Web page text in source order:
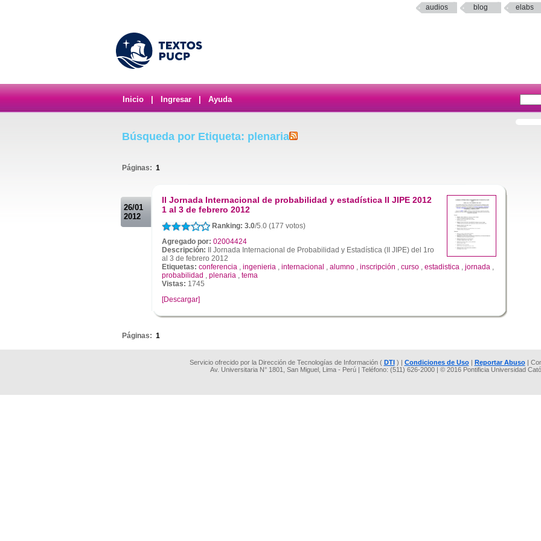
audios blog elabs
Inicio Ingresar Ayuda
Búsqueda por Etiqueta: plenaria
Páginas: 1
26/01
2012
II Jornada Internacional de probabilidad y estadística II JIPE 2012
1 al 3 de febrero 2012
Ranking: 3.0/5.0 (177 votos)
Agregado por: 02004424
Descripción: II Jornada Internacional de Probabilidad y Estadística (II JIPE) del 1ro
al 3 de febrero 2012
Etiquetas: conferencia , ingenieria , internacional , alumno , inscripción , curso , estadistica , jornada ,
probabilidad , plenaria , tema
Vistas: 1745
[Descargar]
Páginas: 1
Servicio ofrecido por la Dirección de Tecnologías de Información ( DTI) | Condiciones de Uso| Reportar Abuso|
Av. Universitaria N° 1801, San Miguel, Lima - Perú | Teléfono: (511) 626-2000 | © 2016 Pontificia Universidad